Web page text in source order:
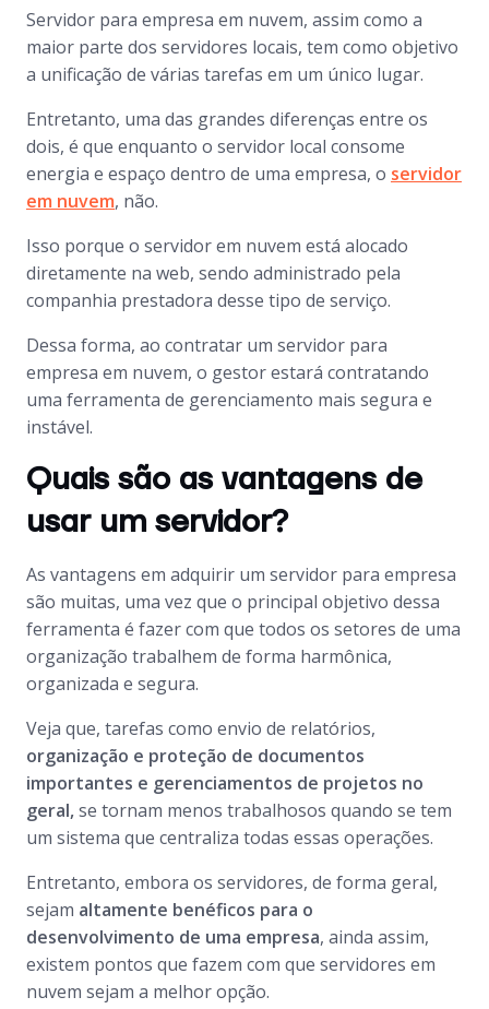
Servidor para empresa em nuvem, assim como a
maior parte dos servidores locais, tem como objetivo
a unificação de várias tarefas em um único lugar.
Entretanto, uma das grandes diferenças entre os
dois, é que enquanto o servidor local consome
energia e espaço dentro de uma empresa, o servidor
em nuvem, não.
Isso porque o servidor em nuvem está alocado
diretamente na web, sendo administrado pela
companhia prestadora desse tipo de serviço.
Dessa forma, ao contratar um servidor para
empresa em nuvem, o gestor estará contratando
uma ferramenta de gerenciamento mais segura e
instável.
Quais são as vantagens de
usar um servidor?
As vantagens em adquirir um servidor para empresa
são muitas, uma vez que o principal objetivo dessa
ferramenta é fazer com que todos os setores de uma
organização trabalhem de forma harmônica,
organizada e segura.
Veja que, tarefas como envio de relatórios,
organização e proteção de documentos
importantes e gerenciamentos de projetos no
geral,se tornam menos trabalhosos quando se tem
um sistema que centraliza todas essas operações.
Entretanto, embora os servidores, de forma geral,
sejam altamente benéficos para o
desenvolvimento de uma empresa, ainda assim,
existem pontos que fazem com que servidores em
nuvem sejam a melhor opção.